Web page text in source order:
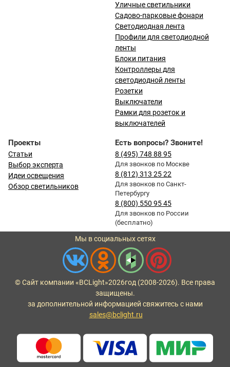
Уличные светильники
Садово-парковые фонари
Светодиодная лента
Профили для светодиодной
ленты
Блоки питания
Контроллеры для
светодиодной ленты
Розетки
Выключатели
Рамки для розеток и
выключателей
Проекты
Статьи
Выбор эксперта
Идеи освещения
Обзор светильников
Есть вопросы? Звоните!
8 (495) 748 88 95
Для звонков по Москве
8 (812) 313 25 22
Для звонков по Санкт-
Петербургу
8 (800) 550 95 45
Для звонков по России
(бесплатно)
Мы в социальных сетях
© Сайт компании «BCLight»2026год (2008-2026). Все права
защищены.
за дополнительной информацией свяжитесь с нами
sales@bclight.ru